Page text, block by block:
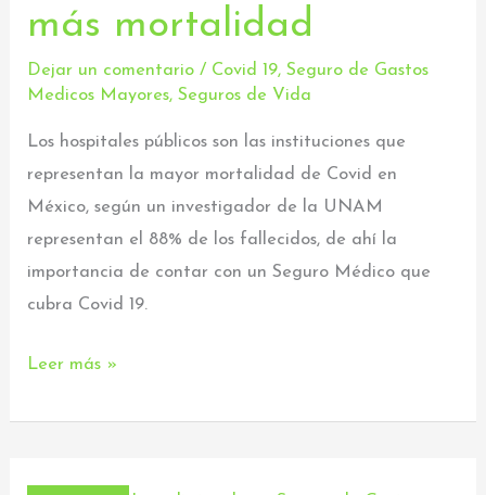
más mortalidad
Dejar un comentario / Covid 19,Seguro de Gastos
Medicos Mayores,Seguros de Vida
Los hospitales públicos son las instituciones que
representan la mayor mortalidad de Covid en
México, según un investigador de la UNAM
representan el 88% de los fallecidos, de ahí la
importancia de contar con un Seguro Médico que
cubra Covid 19.
–
públicos
más
mortalidad
Leer más »